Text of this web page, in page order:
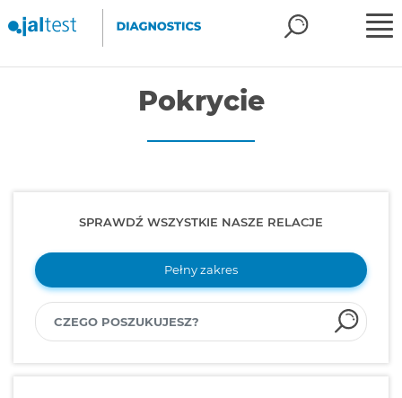
Pokrycie
SPRAWDŹ WSZYSTKIE NASZE RELACJE
Pełny zakres